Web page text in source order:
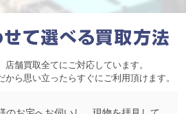
舗買取全てにご対応しています。
ら思い立ったらすぐにご利用頂けます。